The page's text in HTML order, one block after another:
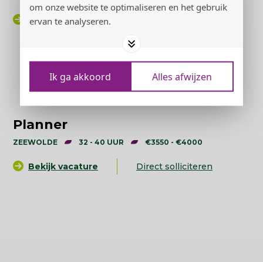
om onze website te optimaliseren en het gebruik
ervan te analyseren.
Ik ga akkoord Alles afwijzen
Bekijk vacature
Planner
ZEEWOLDE 32 - 40 UUR €3550 - €4000
Bekijk vacature Direct solliciteren